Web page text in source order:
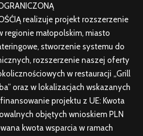
realizuje projekt rozszerzenie
regionie małopolskim, miasto
stworzenie systemu do
rozszerzenie naszej oferty
w restauracji „Grill
oraz w lokalizacjach wskazanych
projektu z UE: Kwota
objętych wnioskiem PLN
kwota wsparcia w ramach